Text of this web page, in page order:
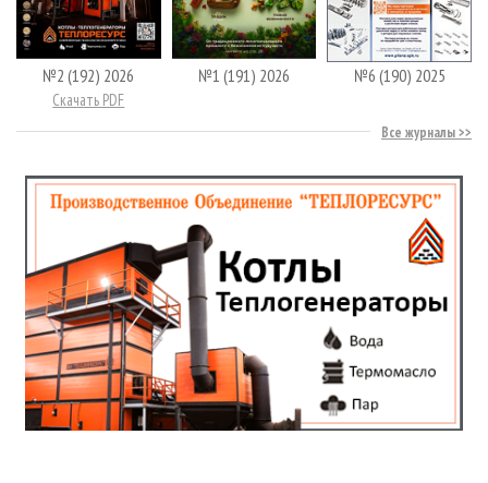
№2 (192) 2026
Скачать PDF
№1 (191) 2026 №6 (190) 2025
Все журналы